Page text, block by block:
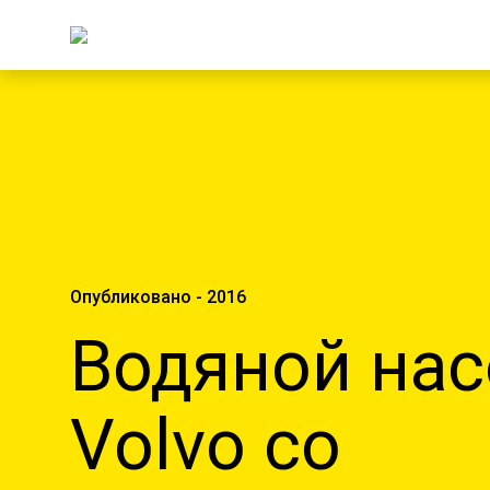
Опубликовано - 2016
Водяной
Volvo со